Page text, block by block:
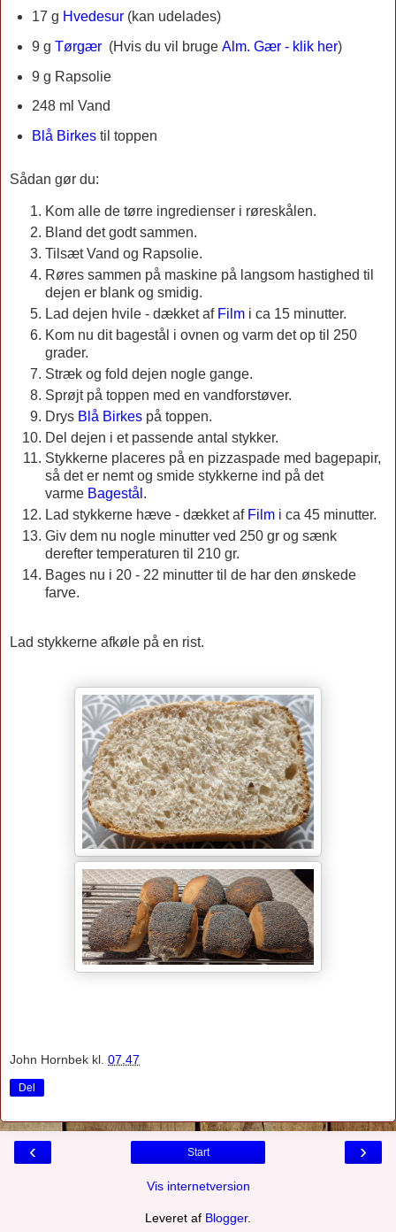
17 g Hvedesur(kan udelades)
9 g Tørgær (Hvis du vil bruge Alm. Gær - klik her)
9 g Rapsolie
248 ml Vand
Blå Birkestil toppen
Sådan gør du:
Kom alle de tørre ingredienser i røreskålen.
Bland det godt sammen.
Tilsæt Vand og Rapsolie.
Røres sammen på maskine på langsom hastighed til
dejen er blank og smidig.
Lad dejen hvile - dækket af Film i ca 15 minutter.
Kom nu dit bagestål i ovnen og varm det op til 250
grader.
Stræk og fold dejen nogle gange.
Sprøjt på toppen med en vandforstøver.
Drys Blå Birkes på toppen.
Del dejen i et passende antal stykker.
Stykkerne placeres på en pizzaspade med bagepapir,
så det er nemt og smide stykkerne ind på det
varme Bagestål .
Lad stykkerne hæve - dækket af Film i ca 45 minutter.
Giv dem nu nogle minutter ved 250 gr og sænk
derefter temperaturen til 210 gr.
Bages nu i 20 - 22 minutter til de har den ønskede
farve.
Lad stykkerne afkøle på en rist.
John Hornbek kl. 07.47
Del
‹ ›
Start
Vis internetversion
Leveret af Blogger.